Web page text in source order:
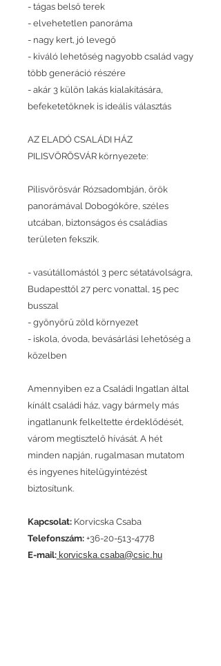
- tágas belső terek
- elvehetetlen panoráma
- nagy kert, jó levegő
- kiváló lehetőség nagyobb család vagy
több generáció részére
- akár 3 külön lakás kialakítására,
befeketetőknek is ideális választás
AZ ELADÓ CSALÁDI HÁZ
PILISVÖRÖSVÁR környezete:
Pilisvörösvár Rózsadombján, örök
panorámával Dobogókőre, széles
utcában, biztonságos és családias
területen fekszik.
- vasútállomástól 3 perc sétatávolságra,
Budapesttől 27 perc vonattal, 15 pec
busszal
- gyönyörű zöld környezet
- iskola, óvoda, bevásárlási lehetőség a
közelben
Amennyiben ez a Családi Ingatlan által
kínált családi ház, vagy bármely más
ingatlanunk felkeltette érdeklődését,
várom megtisztelő hívását. A hét
minden napján, rugalmasan mutatom
és ingyenes hitelügyintézést
biztosítunk.
Kapcsolat: Korvicska Csaba
Telefonszám: +36-20-513-4778
E-mail: korvicska.csaba@csic.hu